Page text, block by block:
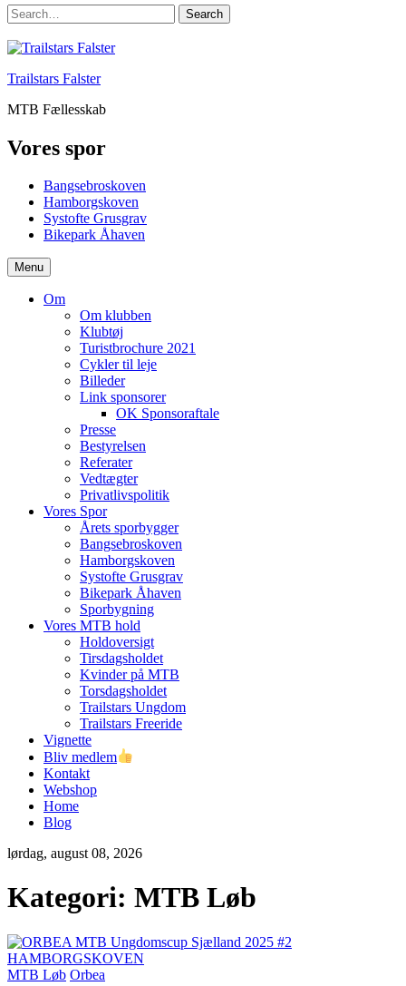
Search
Trailstars Falster
MTB Fællesskab
Vores spor
Bangsebroskoven
Hamborgskoven
Systofte Grusgrav
Bikepark Åhaven
Menu
Om
Om klubben
Klubtøj
Turistbrochure 2021
Cykler til leje
Billeder
Link sponsorer
OK Sponsoraftale
Presse
Bestyrelsen
Referater
Vedtægter
Privatlivspolitik
Vores Spor
Årets sporbygger
Bangsebroskoven
Hamborgskoven
Systofte Grusgrav
Bikepark Åhaven
Sporbygning
Vores MTB hold
Holdoversigt
Tirsdagsholdet
Kvinder på MTB
Torsdagsholdet
Trailstars Ungdom
Trailstars Freeride
Vignette
Bliv medlem
Kontakt
Webshop
Home
Blog
lørdag, august 08, 2026
Kategori: MTB Løb
MTB Løb Orbea